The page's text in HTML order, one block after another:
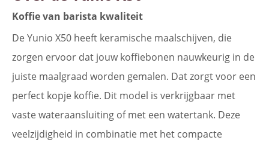
Koffie van barista kwaliteit
De Yunio X50 heeft keramische maalschijven, die
zorgen ervoor dat jouw koffiebonen nauwkeurig in de
juiste maalgraad worden gemalen. Dat zorgt voor een
perfect kopje koffie. Dit model is verkrijgbaar met
vaste wateraansluiting of met een watertank. Deze
veelzijdigheid in combinatie met het compacte